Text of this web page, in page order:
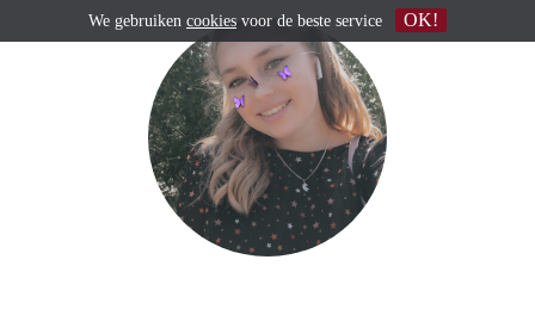
We gebruiken cookies voor de beste service OK!